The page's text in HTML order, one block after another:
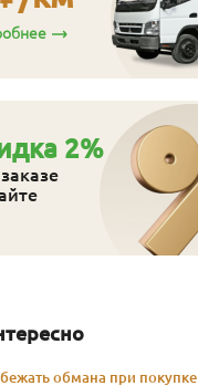
2%
обмана при покупке